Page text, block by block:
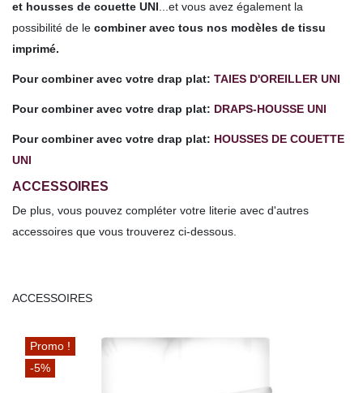
et housses de couette UNI ...et vous avez également la
possibilité de le combiner avec tous nos modèles de tissu
imprimé.
Pour combiner avec votre drap plat: TAIES D'OREILLER UNI
Pour combiner avec votre drap plat: DRAPS-HOUSSE UNI
Pour combiner avec votre drap plat: HOUSSES DE COUETTE
UNI
ACCESSOIRES
De plus, vous pouvez compléter votre literie avec d'autres
accessoires que vous trouverez ci-dessous.
ACCESSOIRES
Promo !
-5%